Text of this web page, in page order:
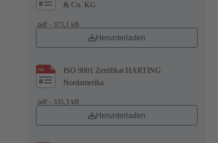
& Co. KG
.pdf - 373,1 kB
Herunterladen
ISO 9001 Zertifikat HARTING
Nordamerika
.pdf - 335,3 kB
Herunterladen